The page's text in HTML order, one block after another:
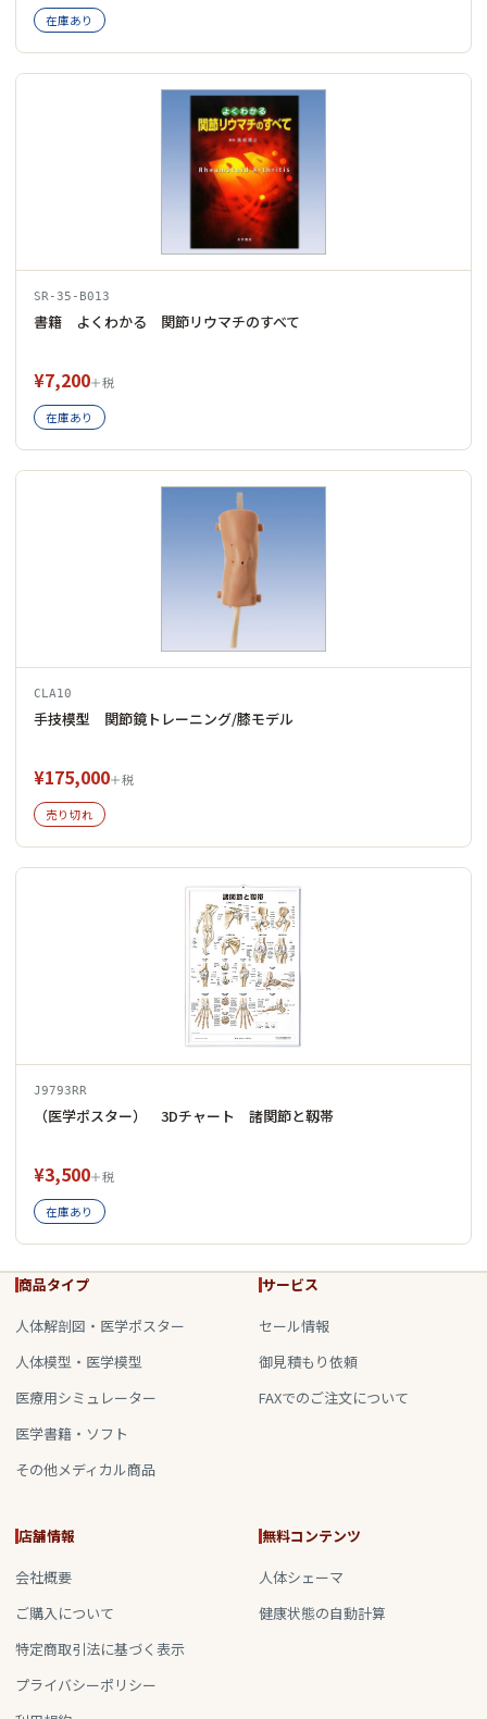
在庫あり
SR-35-B013
書籍 よくわかる 関節リウマチのすべて
¥7,200＋税
在庫あり
CLA10
手技模型 関節鏡トレーニング/膝モデル
¥175,000＋税
売り切れ
J9793RR
（医学ポスター） 3Dチャート 諸関節と靱帯
¥3,500＋税
在庫あり
商品タイプ
人体解剖図・医学ポスター
人体模型・医学模型
医療用シミュレーター
医学書籍・ソフト
その他メディカル商品
サービス
セール情報
御見積もり依頼
FAXでのご注文について
店舗情報
会社概要
ご購入について
特定商取引法に基づく表示
プライバシーポリシー
無料コンテンツ
人体シェーマ
健康状態の自動計算